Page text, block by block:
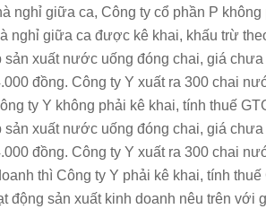
nghỉ giữa ca, Công ty cổ phần P
nghỉ giữa ca được kê khai, khấu trừ
sản xuất nước uống đóng chai, giá
đồng. Công ty Y xuất ra 300 chai
ty Y không phải kê khai, tính thuế
sản xuất nước uống đóng chai, giá
đồng. Công ty Y xuất ra 300 chai
thì Công ty Y phải kê khai, tính
động sản xuất kinh doanh nêu trên với